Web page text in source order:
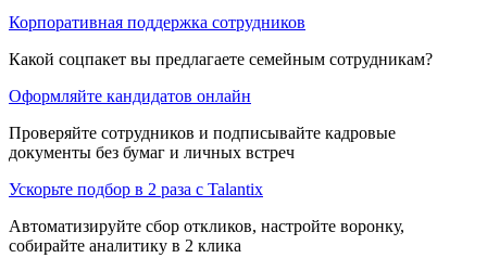
Корпоративная поддержка сотрудников
Какой соцпакет вы предлагаете семейным сотрудникам?
Оформляйте кандидатов онлайн
Проверяйте сотрудников и подписывайте кадровые
документы без бумаг и личных встреч
Ускорьте подбор в 2 раза с Talantix
Автоматизируйте сбор откликов, настройте воронку,
собирайте аналитику в 2 клика